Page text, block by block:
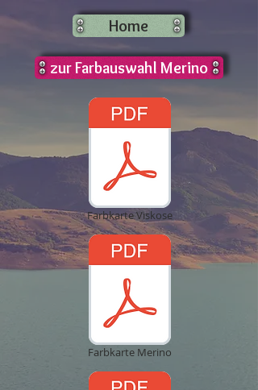
Home
zur Farbauswahl Merino
Farbkarte Viskose
Farbkarte Merino